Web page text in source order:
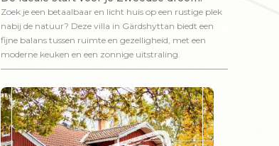
Zoek je een betaalbaar en licht huis op een rustige plek
nabij de natuur? Deze villa in Gärdshyttan biedt een
fijne balans tussen ruimte en gezelligheid, met een
moderne keuken en een zonnige uitstraling.